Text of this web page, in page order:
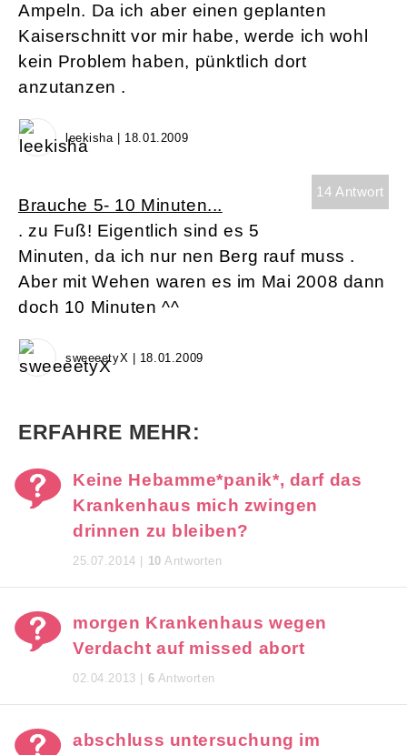
Ampeln. Da ich aber einen geplanten
Kaiserschnitt vor mir habe, werde ich wohl
kein Problem haben, pünktlich dort
anzutanzen .
leekisha | 18.01.2009
14 Antwort
Brauche 5- 10 Minuten...
. zu Fuß! Eigentlich sind es 5
Minuten, da ich nur nen Berg rauf muss .
Aber mit Wehen waren es im Mai 2008 dann
doch 10 Minuten ^^
sweeeetyX | 18.01.2009
ERFAHRE MEHR:
Keine Hebamme*panik*, darf das
Krankenhaus mich zwingen
drinnen zu bleiben?
25.07.2014 | 10 Antworten
morgen Krankenhaus wegen
Verdacht auf missed abort
02.04.2013 | 6 Antworten
abschluss untersuchung im